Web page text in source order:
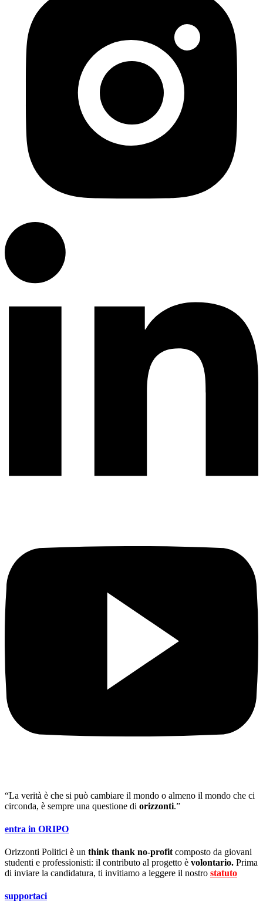
“La verità è che si può cambiare il mondo o almeno il mondo che ci
circonda, è sempre una questione di orizzonti.”
entra in ORIPO
Orizzonti Politici è un think thank no-profit composto da giovani
studenti e professionisti: il contributo al progetto è volontario. Prima
di inviare la candidatura, ti invitiamo a leggere il nostro statuto
supportaci